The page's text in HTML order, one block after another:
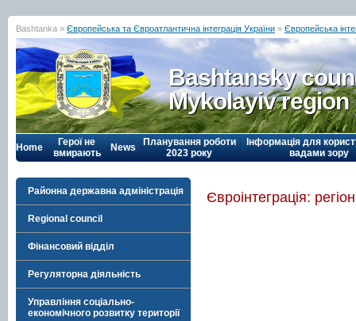
Bashtanka » Європейська та Євроатлантична інтеграція України » Європейська
Bashtansky
Mykolayiv region
Home
Герої не
вмирають
News
Планування роботи
2023 року
Інформація для
вадами зору
Районна державна адміністрація
Regional council
Фінансовий відділ
Регуляторна діяльність
Управління соціально-
економічного розвитку території
Євроінтеграція: